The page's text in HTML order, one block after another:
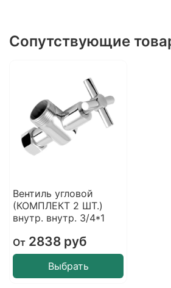
Сопутствующие
Вентиль угловой
(КОМПЛЕКТ 2 ШТ.)
внутр. внутр. 3/4*1
От2838 руб
Выбрать